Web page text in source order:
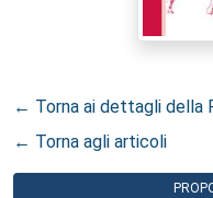
← Torna ai dettagli della
← Torna agli articoli